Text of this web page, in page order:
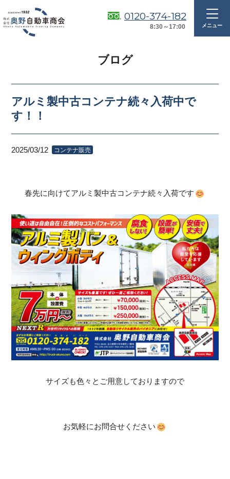
0120-374-182
8:30～17:00
ブログ
アルミ製中古コンテナ続々入荷中で
す！！
2025/03/12 コンテナ販売
春先に向けてアルミ製中古コンテナ続々入荷です
サイズも色々とご用意しておりますので
お気軽にお問合せください